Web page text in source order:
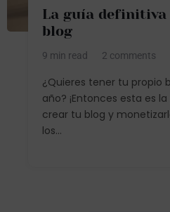
La guía
blog
9 min read 2 comments
¿Quieres tener tu propio
año? ¡Entonces esta es
crear tu blog y
los...